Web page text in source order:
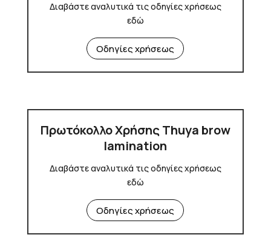
Διαβάστε αναλυτικά τις οδηγίες χρήσεως
εδώ
Οδηγίες χρήσεως
Πρωτόκολλο Χρήσης Thuya brow
lamination
Διαβάστε αναλυτικά τις οδηγίες χρήσεως
εδώ
Οδηγίες χρήσεως